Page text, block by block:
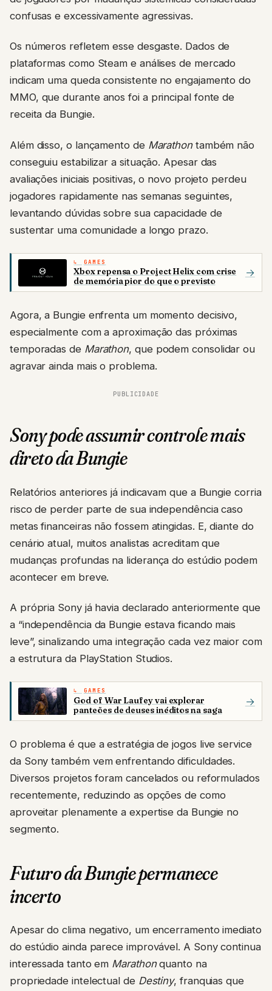
confusas e excessivamente agressivas.
Os números refletem esse desgaste. Dados de
plataformas como Steam e análises de mercado
indicam uma queda consistente no engajamento do
MMO, que durante anos foi a principal fonte de
receita da Bungie.
Além disso, o lançamento de Marathontambém não
conseguiu estabilizar a situação. Apesar das
avaliações iniciais positivas, o novo projeto perdeu
jogadores rapidamente nas semanas seguintes,
levantando dúvidas sobre sua capacidade de
sustentar uma comunidade a longo prazo.
GAMES
Xbox repensa o Project Helix com crise
de memória pior do que o previsto
→
Agora, a Bungie enfrenta um momento decisivo,
especialmente com a aproximação das próximas
temporadas de Marathon, que podem consolidar ou
agravar ainda mais o problema.
PUBLICIDADE
Sony pode assumir controle mais
direto da Bungie
Relatórios anteriores já indicavam que a Bungie corria
risco de perder parte de sua independência caso
metas financeiras não fossem atingidas. E, diante do
cenário atual, muitos analistas acreditam que
mudanças profundas na liderança do estúdio podem
acontecer em breve.
A própria Sony já havia declarado anteriormente que
a “independência da Bungie estava ficando mais
leve”, sinalizando uma integração cada vez maior com
a estrutura da PlayStation Studios.
GAMES
God of War Laufey vai explorar
panteões de deuses inéditos na saga
→
O problema é que a estratégia de jogos live service
da Sony também vem enfrentando dificuldades.
Diversos projetos foram cancelados ou reformulados
recentemente, reduzindo as opções de como
aproveitar plenamente a expertise da Bungie no
segmento.
Futuro da Bungie permanece
incerto
Apesar do clima negativo, um encerramento imediato
do estúdio ainda parece improvável. A Sony continua
interessada tanto em Marathonquanto na
propriedade intelectual de Destiny, franquias que